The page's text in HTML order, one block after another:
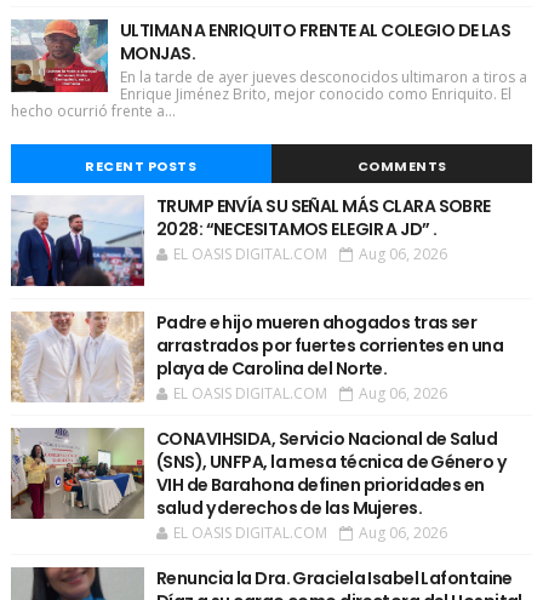
ULTIMAN A ENRIQUITO FRENTE AL COLEGIO DE LAS
MONJAS.
En la tarde de ayer jueves desconocidos ultimaron a tiros a
Enrique Jiménez Brito, mejor conocido como Enriquito. El
hecho ocurrió frente a...
RECENT POSTS COMMENTS
TRUMP ENVÍA SU SEÑAL MÁS CLARA SOBRE
2028: “NECESITAMOS ELEGIR A JD” .
EL OASIS DIGITAL.COM Aug 06, 2026
Padre e hijo mueren ahogados tras ser
arrastrados por fuertes corrientes en una
playa de Carolina del Norte.
EL OASIS DIGITAL.COM Aug 06, 2026
CONAVIHSIDA, Servicio Nacional de Salud
(SNS), UNFPA, la mesa técnica de Género y
VIH de Barahona definen prioridades en
salud y derechos de las Mujeres.
EL OASIS DIGITAL.COM Aug 06, 2026
Renuncia la Dra. Graciela Isabel Lafontaine